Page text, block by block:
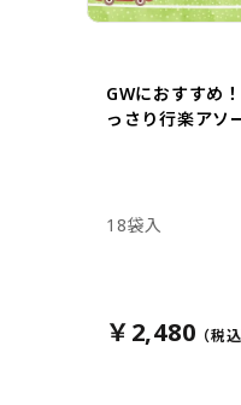
GWにおすすめ
っさり行楽アソ
18袋入
￥2,480